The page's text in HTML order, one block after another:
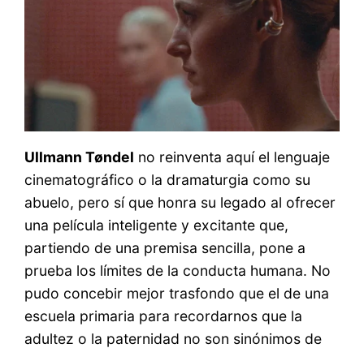
Ullmann Tøndel no reinventa aquí el lenguaje
cinematográfico o la dramaturgia como su
abuelo, pero sí que honra su legado al ofrecer
una película inteligente y excitante que,
partiendo de una premisa sencilla, pone a
prueba los límites de la conducta humana. No
pudo concebir mejor trasfondo que el de una
escuela primaria para recordarnos que la
adultez o la paternidad no son sinónimos de